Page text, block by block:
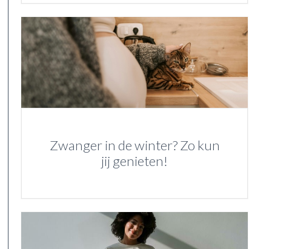
Zwanger in de winter? Zo kun
jij genieten!